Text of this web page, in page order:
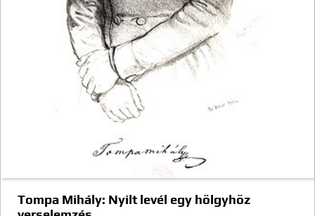
Tompa Mihály: Nyilt levél egy hölgyhöz